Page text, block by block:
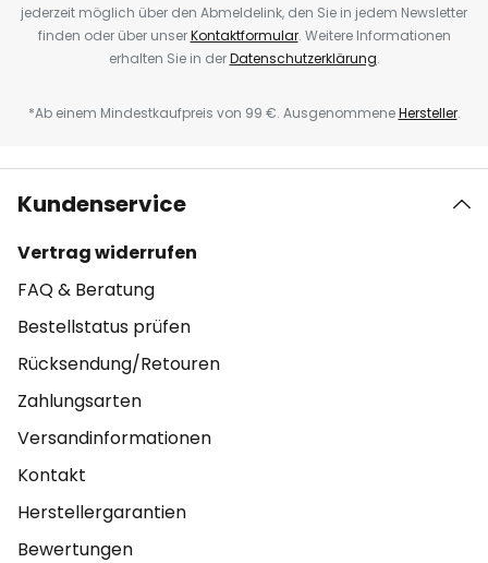
jederzeit möglich über den Abmeldelink, den Sie in jedem Newsletter
finden oder über unserKontaktformular. Weitere Informationen
erhalten Sie in derDatenschutzerklärung.
*Ab einem Mindestkaufpreis von 99 €. AusgenommeneHersteller.
Kundenservice
Vertrag widerrufen
FAQ & Beratung
Bestellstatus prüfen
Rücksendung/Retouren
Zahlungsarten
Versandinformationen
Kontakt
Herstellergarantien
Bewertungen